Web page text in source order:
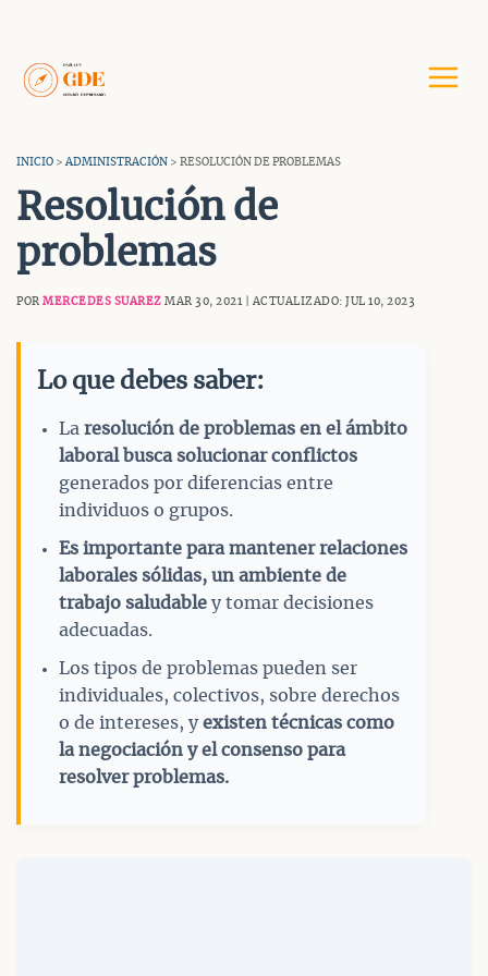
contenido
INICIO >ADMINISTRACIÓN > RESOLUCIÓN DE PROBLEMAS
Resolución de
problemas
POR MERCEDES SUAREZ MAR 30, 2021 | ACTUALIZADO: JUL 10, 2023
Lo que debes saber:
La resolución de problemas en el ámbito
laboral busca solucionar conflictos
generados por diferencias entre
individuos o grupos.
Es importante para mantener relaciones
laborales sólidas, un ambiente de
trabajo saludable y tomar decisiones
adecuadas.
Los tipos de problemas pueden ser
individuales, colectivos, sobre derechos
o de intereses, yexisten técnicas como
la negociación y el consenso para
resolver problemas.